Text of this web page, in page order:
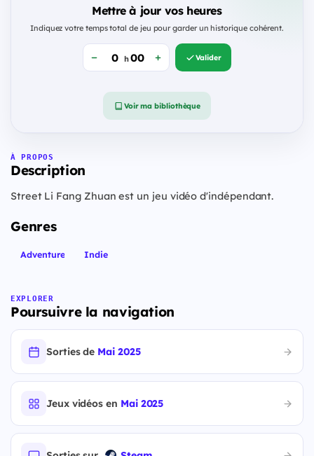
Mettre à jour vos heures
Indiquez votre temps total de jeu pour garder un historique cohérent.
h Valider
Voir ma bibliothèque
À PROPOS
Description
Street Li Fang Zhuan est un jeu vidéo d'indépendant.
Genres
Adventure Indie
EXPLORER
Poursuivre la navigation
Sorties de Mai 2025
Jeux vidéos en Mai 2025